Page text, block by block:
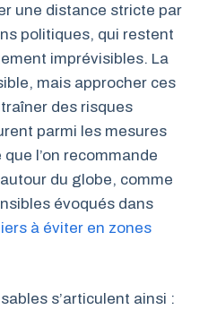
une distance stricte par
politiques, qui restent
imprévisibles. La
mais approcher ces
des risques
parmi les mesures
l’on recommande
du globe, comme
évoqués dans
à éviter en zones
s’articulent ainsi :